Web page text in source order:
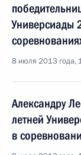
Универсиады
8 июля 2013 года,
Александру
летней
в